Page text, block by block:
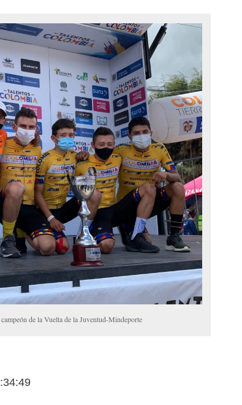
de la Vuelta de la Juventud-Mindeporte